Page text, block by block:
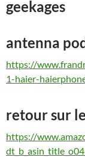
geekages
antenna
https://
1-haier-
retour sur
https://